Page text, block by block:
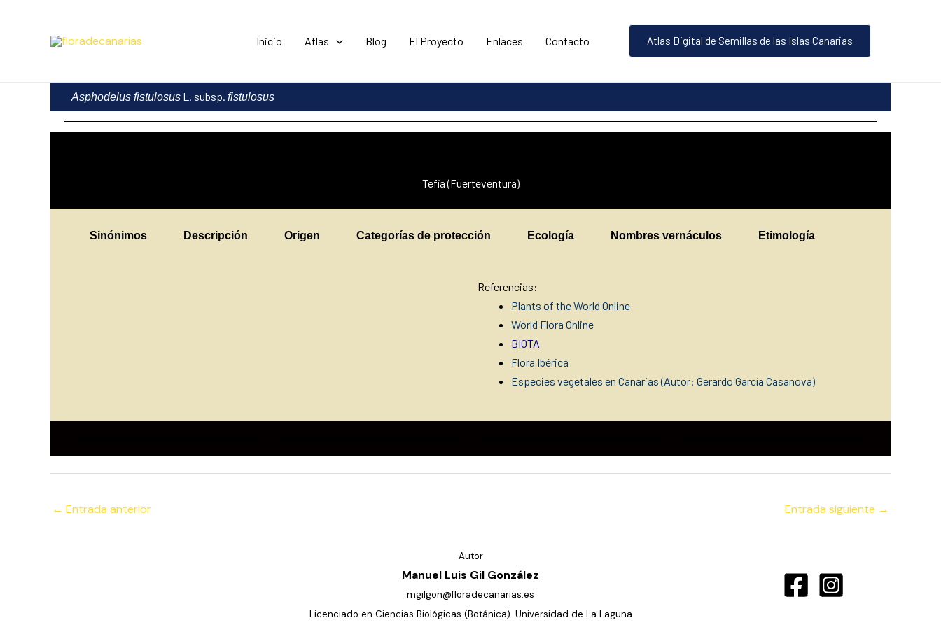
contenido
Inicio Atlas Blog El Proyecto Enlaces Contacto Atlas Digital de Semillas de las Islas Canarias
Asphodelus fistulosus L. subsp. fistulosus
Tefía (Fuerteventura)
Sinónimos Descripción Origen Categorías de protección Ecología Nombres vernáculos Etimología
Referencias:
Plants of the World Online
World Flora Online
BIOTA
Flora Ibérica
Especies vegetales en Canarias (Autor: Gerardo García Casanova)
← Entrada anterior Entrada siguiente →
Autor
Manuel Luis Gil González
mgilgon@floradecanarias.es
Licenciado en Ciencias Biológicas (Botánica). Universidad de La Laguna